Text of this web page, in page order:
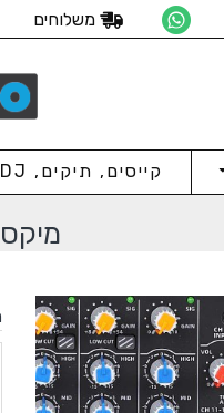
משלוחים
קייסים, תיקים, DJ
מיקסר 14 ערוצים
₪71